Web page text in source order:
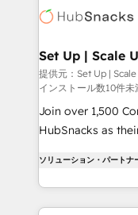
HubSpot COS
COS Design
Partner 📆Founded
HubSpot
marketing,
design We connect people, data and technology to
improve customer
people, exciting
ensure revenue
team of 100+ experts is
growth |
Set Up | Scale
FlexPlan
提供元：Set Up |
インストール数10件未
Join over 1,500
HubSnacks as
1️⃣ Set Up |
HubSpot portals 2️⃣ Scale Up | 100% HubSpot Task
Execution... Global 24/7
ソリューション・パートナ